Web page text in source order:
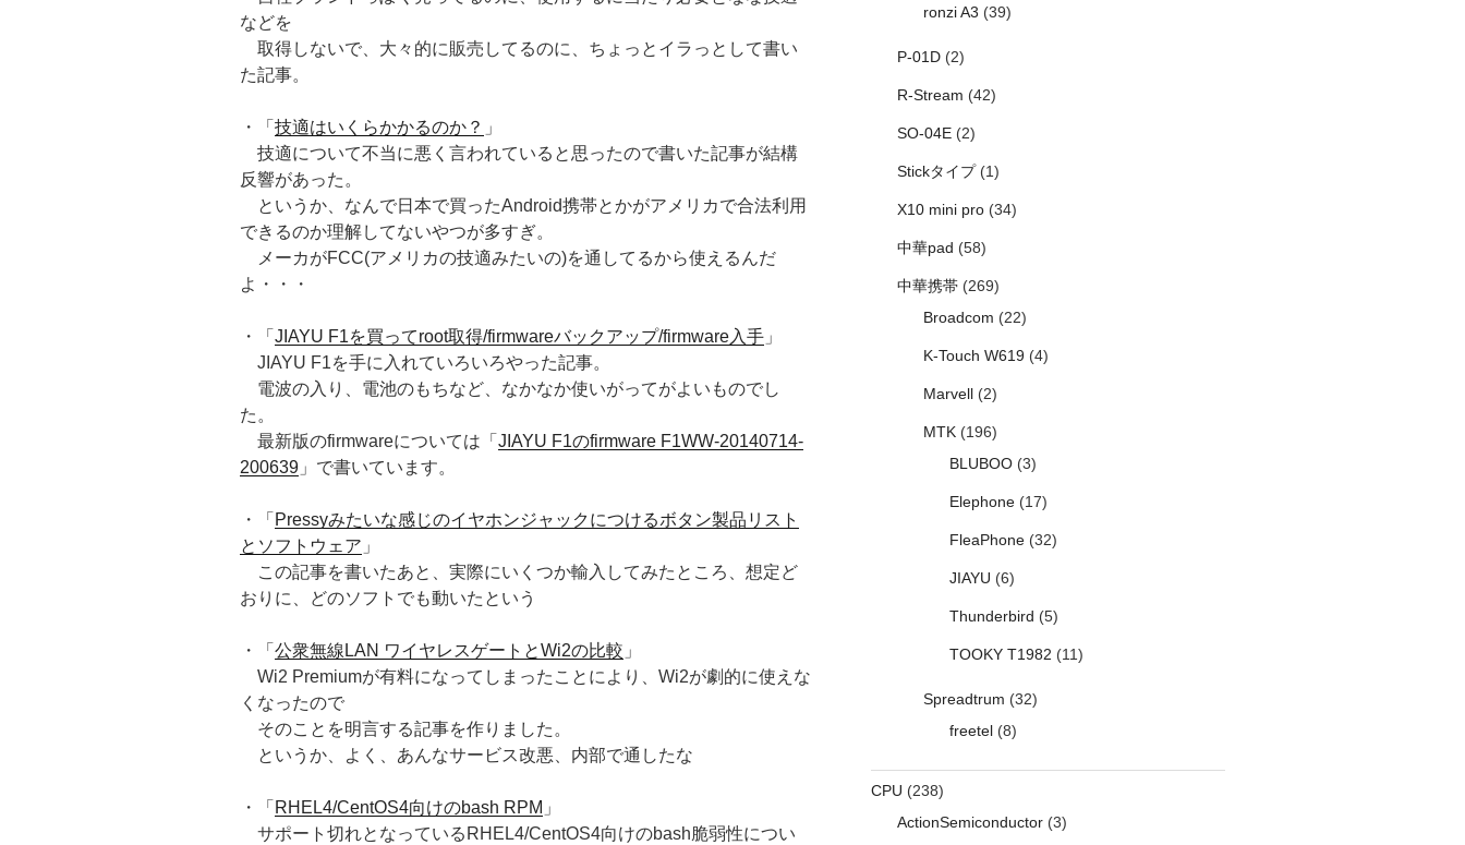
などを
取得しないで、大々的に販売してるのに、ちょっとイラっとして書い
た記事。
・「 技適はいくらかかるのか？ 」
技適について不当に悪く言われていると思ったので書いた記事が結構
反響があった。
というか、なんで日本で買ったAndroid携帯とかがアメリカで合法利用
できるのか理解してないやつが多すぎ。
メーカがFCC(アメリカの技適みたいの)を通してるから使えるんだ
よ・・・
・「 JIAYU F1を買ってroot取得/firmwareバックアップ/firmware入手 」
JIAYU F1を手に入れていろいろやった記事。
電波の入り、電池のもちなど、なかなか使いがってがよいものでし
た。
最新版のfirmwareについては「 JIAYU F1のfirmware F1WW-20140714-
200639 」で書いています。
・「 Pressyみたいな感じのイヤホンジャックにつけるボタン製品リスト
とソフトウェア 」
この記事を書いたあと、実際にいくつか輸入してみたところ、想定ど
おりに、どのソフトでも動いたという
・「 公衆無線LAN ワイヤレスゲートとWi2の比較 」
Wi2 Premiumが有料になってしまったことにより、Wi2が劇的に使えな
くなったので
そのことを明言する記事を作りました。
というか、よく、あんなサービス改悪、内部で通したな
・「 RHEL4/CentOS4向けのbash RPM 」
サポート切れとなっているRHEL4/CentOS4向けのbash脆弱性につい
ronzi A3 (39)
P-01D(2)
R-Stream (42)
SO-04E(2)
Stickタイプ(1)
X10 mini pro(34)
中華pad (58)
中華携帯(269)
Broadcom (22)
K-Touch W619(4)
Marvell(2)
MTK(196)
BLUBOO(3)
Elephone(17)
FleaPhone(32)
JIAYU (6)
Thunderbird (5)
TOOKY T1982 (11)
Spreadtrum (32)
freetel(8)
CPU (238)
ActionSemiconductor(3)